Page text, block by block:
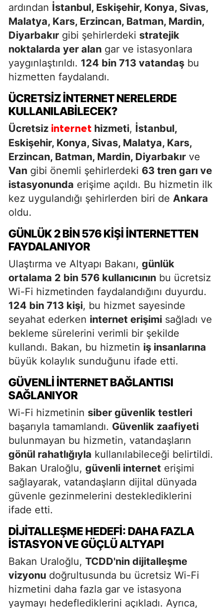
ardından İstanbul, Eskişehir, Konya, Sivas,
Malatya, Kars, Erzincan, Batman, Mardin,
Diyarbakır gibi şehirlerdeki stratejik
noktalarda yer alan gar ve istasyonlara
yaygınlaştırıldı. 124 bin 713 vatandaş bu
hizmetten faydalandı.
ÜCRETSIZ İNTERNET NERELERDE
KULLANILABILECEK?
Ücretsiz internet hizmeti, İstanbul,
Eskişehir, Konya, Sivas, Malatya, Kars,
Erzincan, Batman, Mardin, Diyarbakır ve
Van gibi önemli şehirlerdeki 63 tren garı ve
istasyonunda erişime açıldı. Bu hizmetin ilk
kez uygulandığı şehirlerden biri de Ankara
oldu.
GÜNLÜK 2 BIN 576 KIŞI İNTERNETTEN
FAYDALANIYOR
Ulaştırma ve Altyapı Bakanı, günlük
ortalama 2 bin 576 kullanıcının bu ücretsiz
Wi-Fi hizmetinden faydalandığını duyurdu.
124 bin 713 kişi, bu hizmet sayesinde
seyahat ederken internet erişimi sağladı ve
bekleme sürelerini verimli bir şekilde
kullandı. Bakan, bu hizmetin iş insanlarına
büyük kolaylık sunduğunu ifade etti.
GÜVENLI İNTERNET BAĞLANTISI
SAĞLANIYOR
Wi-Fi hizmetinin siber güvenlik testleri
başarıyla tamamlandı. Güvenlik zaafiyeti
bulunmayan bu hizmetin, vatandaşların
gönül rahatlığıyla kullanılabileceği belirtildi.
Bakan Uraloğlu, güvenli internet erişimi
sağlayarak, vatandaşların dijital dünyada
güvenle gezinmelerini desteklediklerini
ifade etti.
DIJITALLEŞME HEDEFI: DAHA FAZLA
İSTASYON VE GÜÇLÜ ALTYAPI
Bakan Uraloğlu, TCDD'nin dijitalleşme
vizyonu doğrultusunda bu ücretsiz Wi-Fi
hizmetini daha fazla gar ve istasyona
yaymayı hedeflediklerini açıkladı. Ayrıca,